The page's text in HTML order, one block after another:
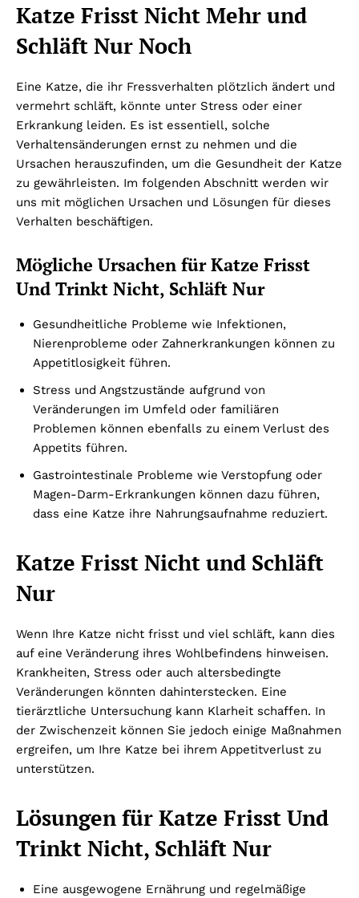
Katze Frisst Nicht Mehr und
Schläft Nur Noch
Eine Katze, die ihr Fressverhalten plötzlich ändert und
vermehrt schläft, könnte unter Stress oder einer
Erkrankung leiden. Es ist essentiell, solche
Verhaltensänderungen ernst zu nehmen und die
Ursachen herauszufinden, um die Gesundheit der Katze
zu gewährleisten. Im folgenden Abschnitt werden wir
uns mit möglichen Ursachen und Lösungen für dieses
Verhalten beschäftigen.
Mögliche Ursachen für Katze Frisst
Und Trinkt Nicht, Schläft Nur
Gesundheitliche Probleme wie Infektionen,
Nierenprobleme oder Zahnerkrankungen können zu
Appetitlosigkeit führen.
Stress und Angstzustände aufgrund von
Veränderungen im Umfeld oder familiären
Problemen können ebenfalls zu einem Verlust des
Appetits führen.
Gastrointestinale Probleme wie Verstopfung oder
Magen-Darm-Erkrankungen können dazu führen,
dass eine Katze ihre Nahrungsaufnahme reduziert.
Katze Frisst Nicht und Schläft
Nur
Wenn Ihre Katze nicht frisst und viel schläft, kann dies
auf eine Veränderung ihres Wohlbefindens hinweisen.
Krankheiten, Stress oder auch altersbedingte
Veränderungen könnten dahinterstecken. Eine
tierärztliche Untersuchung kann Klarheit schaffen. In
der Zwischenzeit können Sie jedoch einige Maßnahmen
ergreifen, um Ihre Katze bei ihrem Appetitverlust zu
unterstützen.
Lösungen für Katze Frisst Und
Trinkt Nicht, Schläft Nur
Eine ausgewogene Ernährung und regelmäßige